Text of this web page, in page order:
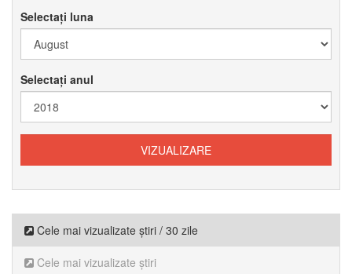
Selectați luna
Selectați anul
Cele mai vizualizate știri / 30 zile
Cele mai vizualizate știri